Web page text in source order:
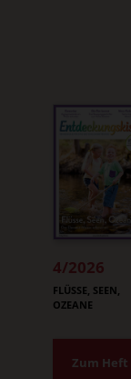
4/2026
:
FLÜSSE, SEEN,
OZEANE
Zum Heft